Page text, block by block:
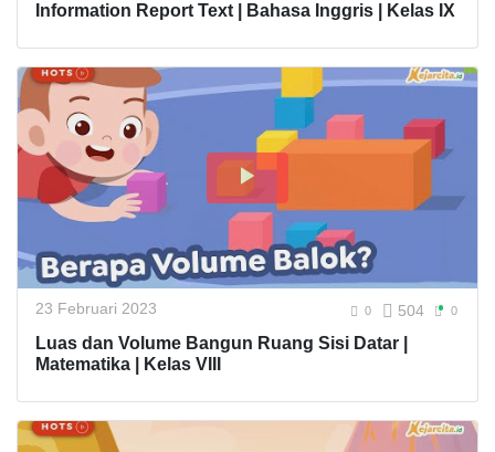
Information Report Text | Bahasa Inggris | Kelas IX
23 Februari 2023 0 504 0
Luas dan Volume Bangun Ruang Sisi Datar |
Matematika | Kelas VIII